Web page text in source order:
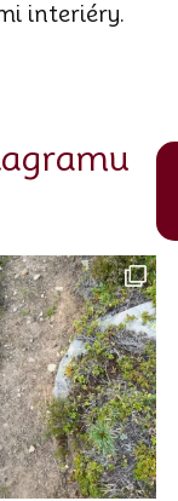
interiéry.